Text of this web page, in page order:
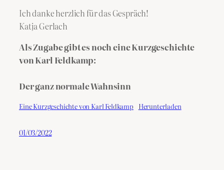
​Ich danke herzlich für das Gespräch!
Katja Gerlach
Als Zugabe gibt es noch eine Kurzgeschichte
von Karl Feldkamp:
Der ganz normale Wahnsinn
Eine Kurzgeschichte von Karl Feldkamp Herunterladen
01/03/2022